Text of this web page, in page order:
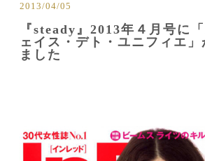
2013/04/05
『steady』2013年４月号に
ェイス・デト・ユニフィエ」
ました